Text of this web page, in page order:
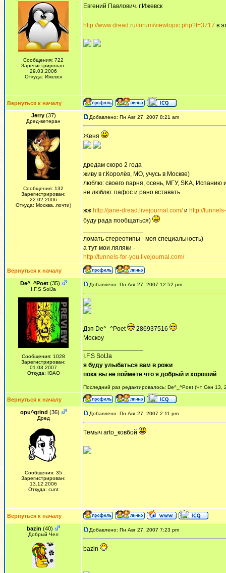
Сообщения: 722
Зарегистрирован:
29.03.2006
Откуда: Ижевск
Евгений Павлович. г.Ижевск
http://www.dread.ru/forum/viewtopic.php?t=3717 в
Вернуться к началу
Jerry(37)
Дред-ветеран
Сообщения: 132
Зарегистрирован:
22.02.2006
Откуда: Москва..почти)
Добавлено: Пн Авг 27, 2007 8:21 am
Женя
дредам скоро 2 года
живу в г.Королёв, МО, учусь в Москве)
люблю: своего парня, осень, МГУ, SKA, Испанию
не люблю: пафос и рано вставать
жж http://jane-dread.livejournal.com/и http://
буду рада пообщаться)
ломать стереотипы - моя специальность)
а тут мои ляляки -
http://tunnels-for-you.livejournal.com/
Вернуться к началу
De^_^Poet(35)
I.F.S SolJa
Сообщения: 1028
Зарегистрирован:
01.03.2007
Откуда: ЮАО
Добавлено: Пн Авг 27, 2007 12:52 pm
Дэп De^_^Poet
286937516
Москоу
I.F.S SolJa
я буду улыбаться вам в рожи
пока вы не поймёте что я добрый и хороший
Последний раз редактировалось: De^_^Poet (Чт Сен 13,
Вернуться к началу
opu^grind (36)
Дред
Сообщения: 35
Зарегистрирован:
13.12.2006
Откуда: cunt
Добавлено: Пн Авг 27, 2007 2:11 pm
Тёмыч arto_ковбой
Вернуться к началу
bazin (40)
Добрый Чел
Добавлено: Пн Авг 27, 2007 7:23 pm
bazin